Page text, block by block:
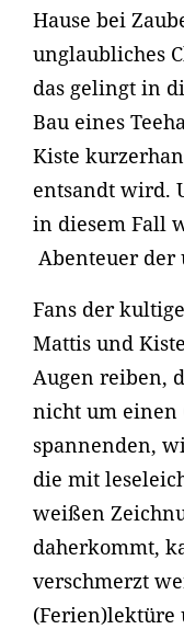
Hause bei
unglaubliches
das gelingt in
Bau eines
Kiste
entsandt wird.
in diesem Fall
Abenteuer
Fans der
Mattis und
Augen reiben,
nicht um einen
spannenden,
die mit
weißen
daherkommt,
verschmerzt
(Ferien)lektüre